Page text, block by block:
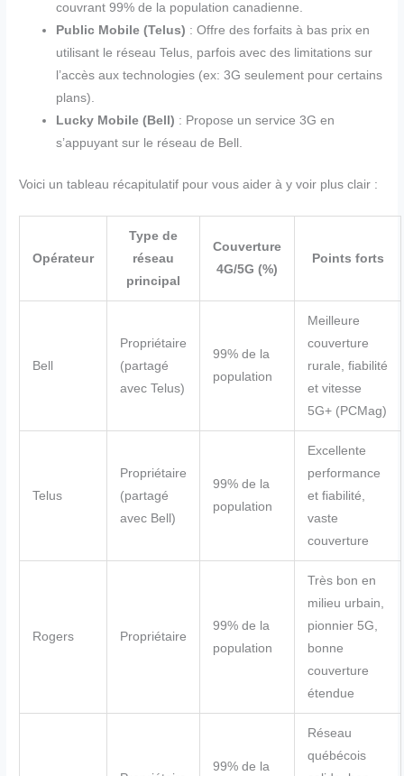
couvrant 99% de la population canadienne.
Public Mobile (Telus) : Offre des forfaits à bas prix en
utilisant le réseau Telus, parfois avec des limitations sur
l’accès aux technologies (ex: 3G seulement pour certains
plans).
Lucky Mobile (Bell) : Propose un service 3G en
s’appuyant sur le réseau de Bell.
Voici un tableau récapitulatif pour vous aider à y voir plus clair :
Opérateur
Type de
réseau
principal
Couverture
4G/5G (%)
Points forts
Bell
Propriétaire
(partagé
avec Telus)
99% de la
population
Meilleure
couverture
rurale, fiabilité
et vitesse
5G+ (PCMag)
Telus
Propriétaire
(partagé
avec Bell)
99% de la
population
Excellente
performance
et fiabilité,
vaste
couverture
Rogers Propriétaire
99% de la
population
Très bon en
milieu urbain,
pionnier 5G,
bonne
couverture
étendue
99% de la
Réseau
québécois